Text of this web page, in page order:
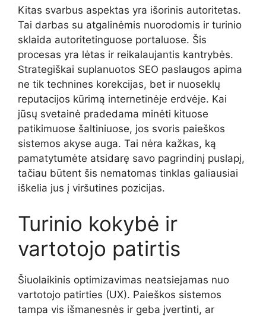
Kitas svarbus aspektas yra išorinis autoritetas.
Tai darbas su atgalinėmis nuorodomis ir turinio
sklaida autoritetinguose portaluose. Šis
procesas yra lėtas ir reikalaujantis kantrybės.
Strategiškai suplanuotos SEO paslaugos apima
ne tik technines korekcijas, bet ir nuoseklų
reputacijos kūrimą internetinėje erdvėje. Kai
jūsų svetainė pradedama minėti kituose
patikimuose šaltiniuose, jos svoris paieškos
sistemos akyse auga. Tai nėra kažkas, ką
pamatytumėte atsidarę savo pagrindinį puslapį,
tačiau būtent šis nematomas tinklas galiausiai
iškelia jus į viršutines pozicijas.
Turinio kokybė ir
vartotojo patirtis
Šiuolaikinis optimizavimas neatsiejamas nuo
vartotojo patirties (UX). Paieškos sistemos
tampa vis išmanesnės ir geba įvertinti, ar